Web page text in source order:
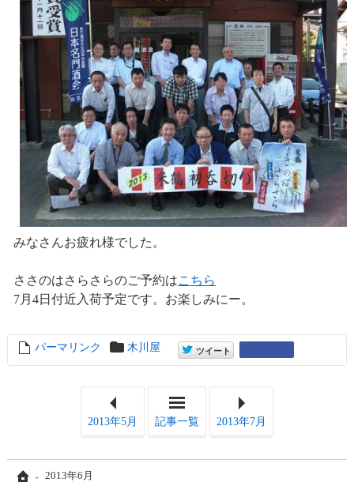
みなさんお疲れ様でした。
ささのはさらさらのご予約はこちら
7月4日付近入荷予定です。お楽しみにー。
entry7801
パーマリンク 木川屋 entry7801
ツイート
2013年5月 記事一覧 2013年7月
Home2013年6月